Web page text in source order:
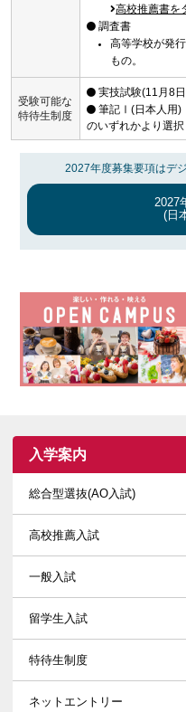
高校推薦書を
調査書
高等学校が発
もの。
受験可能な
特待生制度
実技試験(11月8
筆記Ⅰ(日本人用)
のいずれかより選択
2027年度募集要項はデ
2027
(日
入学案内
総合型選抜(AO入試)
高校推薦入試
一般入試
留学生入試
特待生制度
ネットエントリー